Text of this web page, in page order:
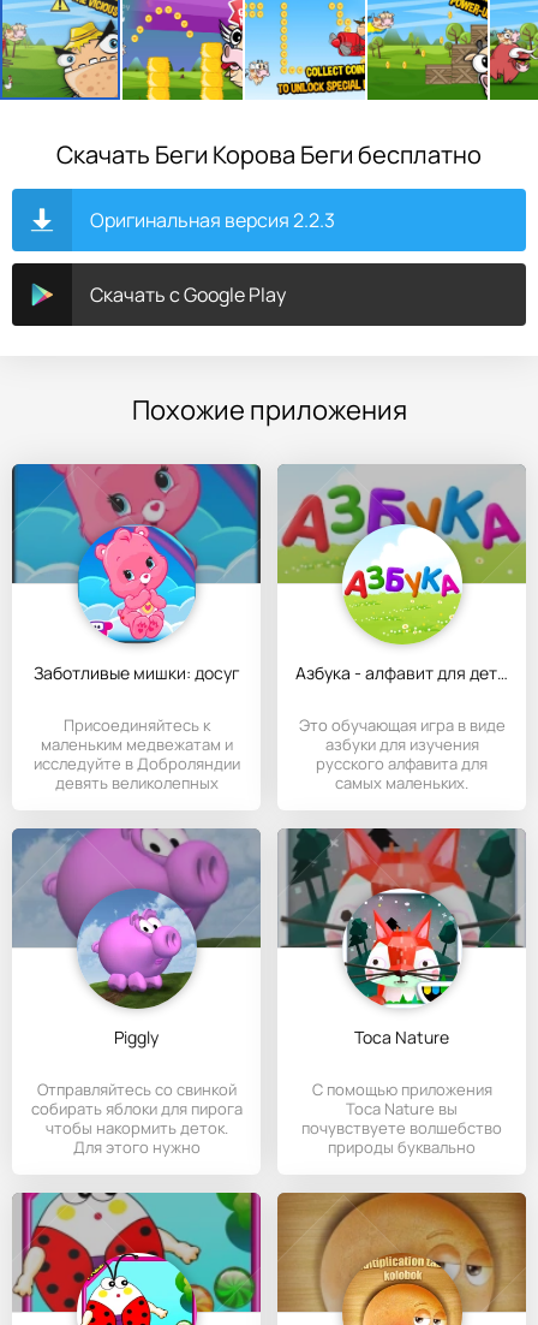
Скачать Беги Корова Беги бесплатно
Оригинальная версия 2.2.3
Скачать с Google Play
Похожие приложения
Заботливые мишки: досуг
Присоединяйтесь к
маленьким медвежатам и
исследуйте в Доброляндии
девять великолепных
Азбука - алфавит для детей
Это обучающая игра в виде
азбуки для изучения
русского алфавита для
самых маленьких.
Piggly
Отправляйтесь со свинкой
собирать яблоки для пирога
чтобы накормить деток.
Для этого нужно
Toca Nature
С помощью приложения
Toca Nature вы
почувствуете волшебство
природы буквально